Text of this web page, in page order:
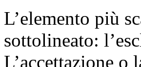
L’elemento più
sottolineato:
L’accettazione o